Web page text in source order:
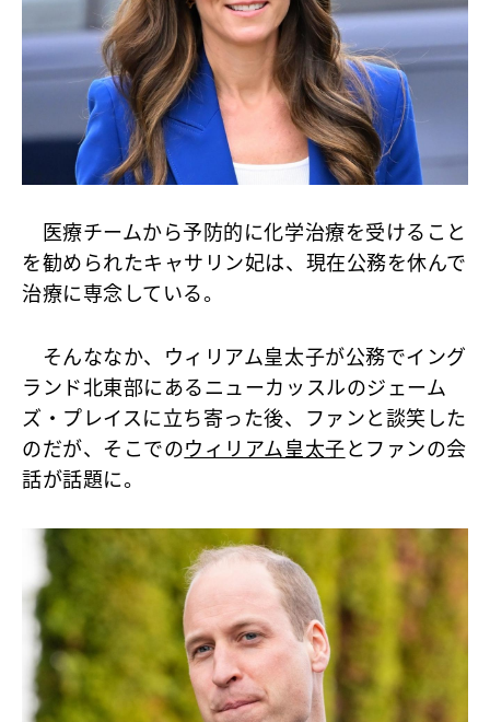
医療チームから予防的に化学治療を受けること
を勧められたキャサリン妃は、現在公務を休んで
治療に専念している。
そんななか、ウィリアム皇太子が公務でイング
ランド北東部にあるニューカッスルのジェーム
ズ・プレイスに立ち寄った後、ファンと談笑した
のだが、そこでのウィリアム皇太子とファンの会
話が話題に。